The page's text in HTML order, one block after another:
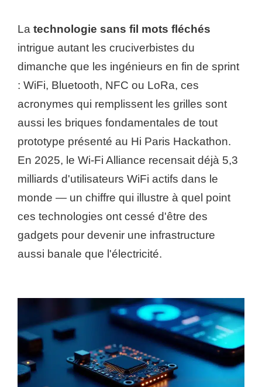
La technologie sans fil mots fléchés
intrigue autant les cruciverbistes du
dimanche que les ingénieurs en fin de sprint
: WiFi, Bluetooth, NFC ou LoRa, ces
acronymes qui remplissent les grilles sont
aussi les briques fondamentales de tout
prototype présenté au Hi Paris Hackathon.
En 2025, le Wi-Fi Alliance recensait déjà 5,3
milliards d'utilisateurs WiFi actifs dans le
monde — un chiffre qui illustre à quel point
ces technologies ont cessé d'être des
gadgets pour devenir une infrastructure
aussi banale que l'électricité.